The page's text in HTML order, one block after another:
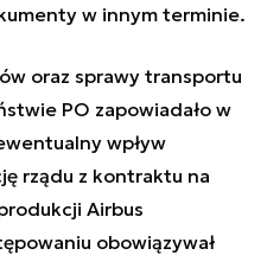
w innym terminie.
oraz sprawy transportu
PO zapowiadało w
wpływ
rządu z kontraktu na
Airbus
obowiązywał